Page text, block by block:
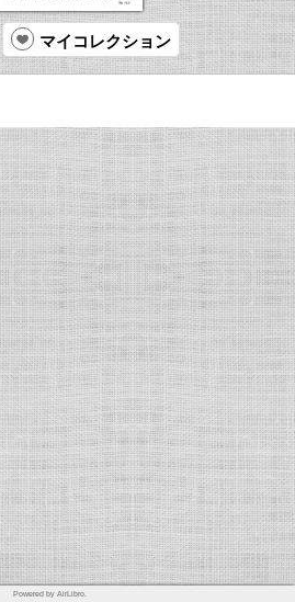
マイコレクション
Powered by AirLibro.